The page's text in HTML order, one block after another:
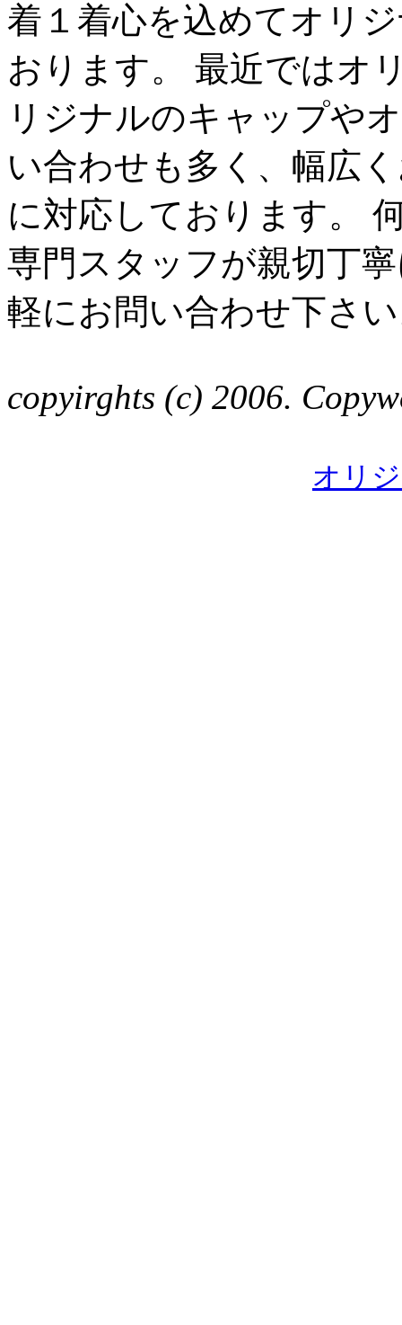
着１着心を込めてオリ
おります。 最近ではオ
リジナルのキャップや
い合わせも多く、幅広
に対応しております。
専門スタッフが親切丁
軽にお問い合わせ下さ
copyirghts (c) 2006.
オリ